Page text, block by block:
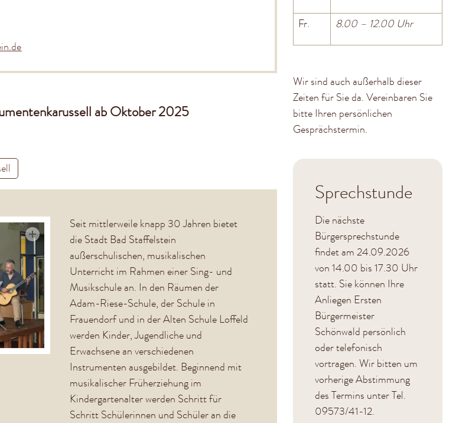
n d
ab Oktober 2025
Seit mittlerweile knapp 30 Jahren bietet
die Stadt Bad Staffelstein
außerschulischen, musikalischen
Unterricht im Rahmen einer Sing- und
Musikschule an. In den Räumen der
Adam-Riese-Schule, der Schule in
Frauendorf und in der Alten Schule Loffeld
werden Kinder, Jugendliche und
Erwachsene an verschiedenen
Instrumenten ausgebildet. Beginnend mit
musikalischer Früherziehung im
Kindergartenalter werden Schritt für
Schritt Schülerinnen und Schüler an die
Fr. 8.00 – 12.00 Uhr
Wir sind auch außerhalb dieser
Zeiten für Sie da. Vereinbaren Sie
bitte Ihren persönlichen
Gesprächstermin.
Sprechstunde
Die nächste
Bürgersprechstunde
findet am 24.09.2026
von 14.00 bis 17.30 Uhr
statt. Sie können Ihre
Anliegen Ersten
Bürgermeister
Schönwald persönlich
oder telefonisch
vortragen. Wir bitten um
vorherige Abstimmung
des Termins unter Tel.
09573/41-12.